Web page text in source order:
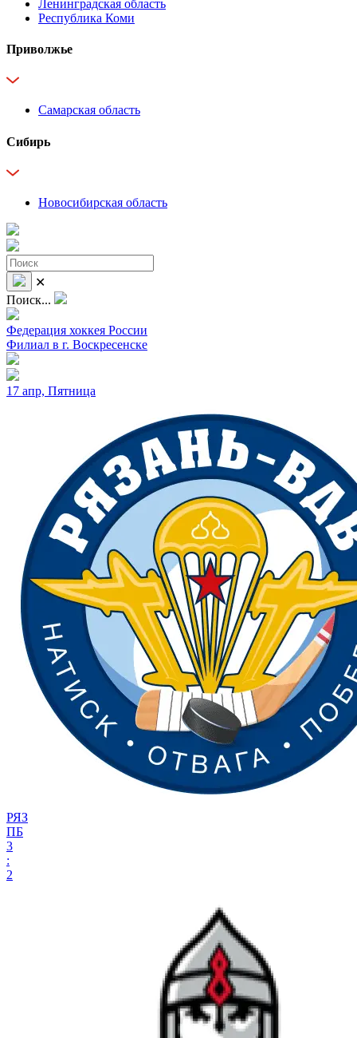
Ленинградская область
Республика Коми
Приволжье
Самарская область
Сибирь
Новосибирская область
✕
Поиск...
Федерация хоккея России
Филиал в г. Воскресенске
17 апр, Пятница
РЯЗ
ПБ
3
:
2